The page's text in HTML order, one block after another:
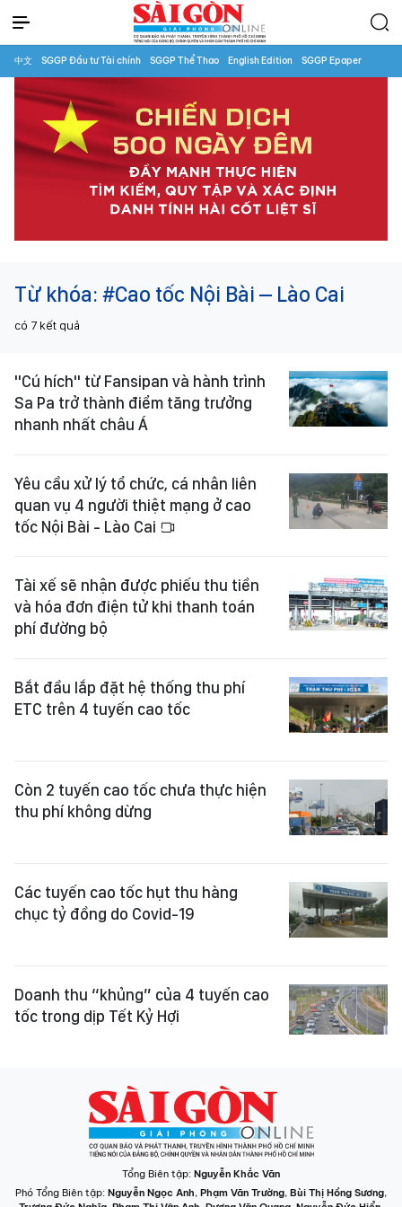
中文 SGGP Đầu tư Tài chính SGGP Thể Thao English Edition SGGP Epaper
Từ khóa: #Cao tốc Nội Bài – Lào Cai
có 7 kết quả
"Cú hích" từ Fansipan và hành trình
Sa Pa trở thành điểm tăng trưởng
nhanh nhất châu Á
Yêu cầu xử lý tổ chức, cá nhân liên
quan vụ 4 người thiệt mạng ở cao
tốc Nội Bài - Lào Cai
Tài xế sẽ nhận được phiếu thu tiền
và hóa đơn điện tử khi thanh toán
phí đường bộ
Bắt đầu lắp đặt hệ thống thu phí
ETC trên 4 tuyến cao tốc
Còn 2 tuyến cao tốc chưa thực hiện
thu phí không dừng
Các tuyến cao tốc hụt thu hàng
chục tỷ đồng do Covid-19
Doanh thu “khủng” của 4 tuyến cao
tốc trong dịp Tết Kỷ Hợi
Tổng Biên tập: Nguyễn Khắc Văn
Phó Tổng Biên tập: Nguyễn Ngọc Anh, Phạm Văn Trường, Bùi Thị Hồng Sương,